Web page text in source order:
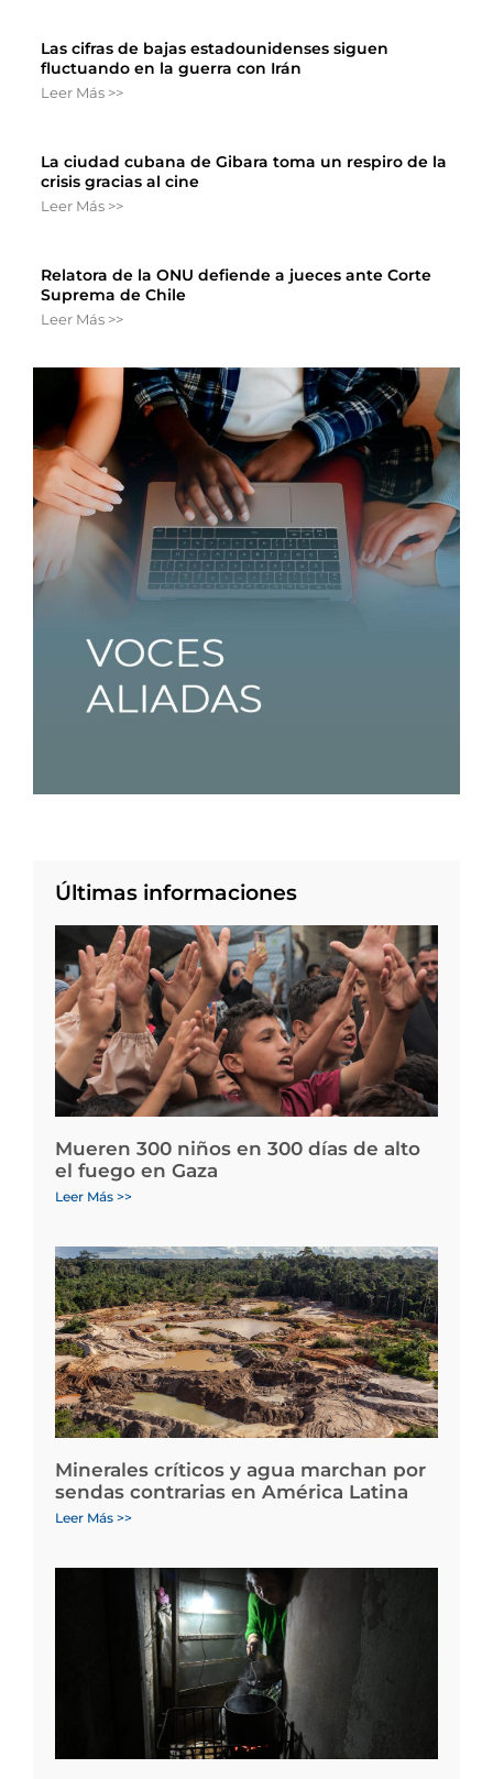
Las cifras de bajas estadounidenses siguen
fluctuando en la guerra con Irán
Leer Más >>
La ciudad cubana de Gibara toma un respiro de la
crisis gracias al cine
Leer Más >>
Relatora de la ONU defiende a jueces ante Corte
Suprema de Chile
Leer Más >>
Últimas informaciones
Mueren 300 niños en 300 días de alto
el fuego en Gaza
Leer Más >>
Minerales críticos y agua marchan por
sendas contrarias en América Latina
Leer Más >>